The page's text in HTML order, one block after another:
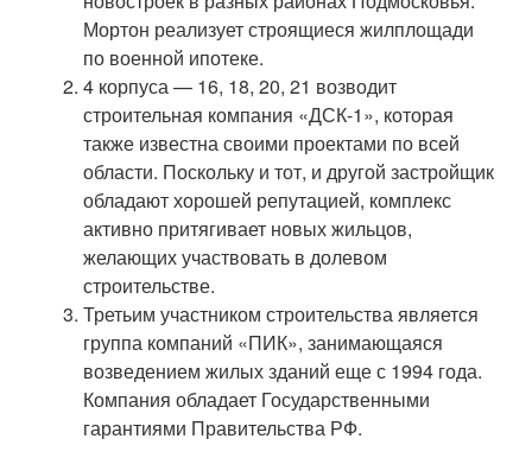
Мортон реализует строящиеся жилплощади
по военной ипотеке.
4 корпуса — 16, 18, 20, 21 возводит
строительная компания «ДСК-1», которая
также известна своими проектами по всей
области. Поскольку и тот, и другой застройщик
обладают хорошей репутацией, комплекс
активно притягивает новых жильцов,
желающих участвовать в долевом
строительстве.
Третьим участником строительства является
группа компаний «ПИК», занимающаяся
возведением жилых зданий еще с 1994 года.
Компания обладает Государственными
гарантиями Правительства РФ.